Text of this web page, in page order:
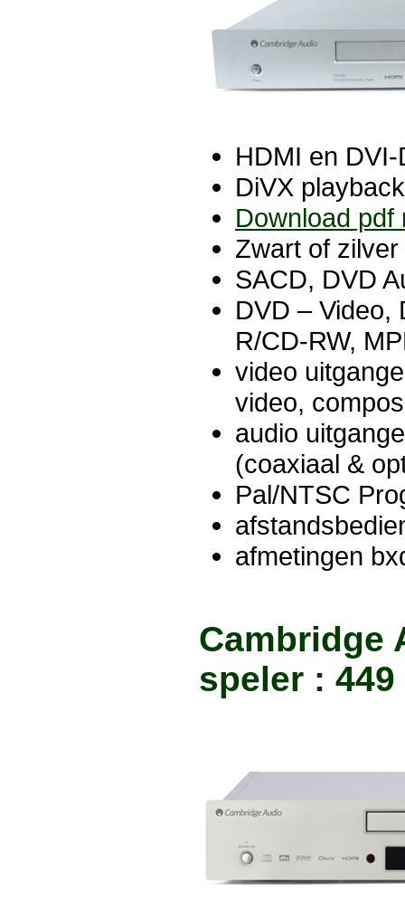
HDMI en
DiVX playback
Download pdf
Zwart of zilver
SACD, DVD
DVD – Video,
R/CD-RW,
video
video,
audio
(coaxiaal &
Pal/NTSC
afmetingen
Cambridge
speler : 449